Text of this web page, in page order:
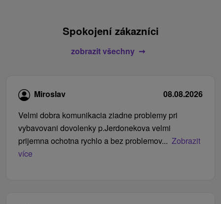
Spokojení zákazníci
zobrazit všechny
Miroslav
08.08.2026
Velmi dobra komunikacia ziadne problemy pri
vybavovani dovolenky p.Jerdonekova velmi
prijemna ochotna rychlo a bez problemov... Zobrazit
více